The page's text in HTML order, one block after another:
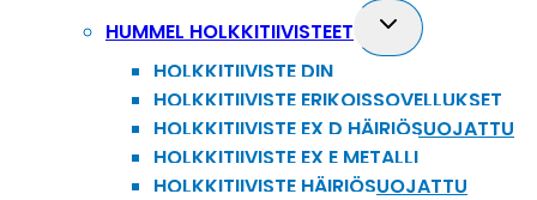
HUMMEL HOLKKITIIVISTEET
Toggle
child
HOLKKITIIVISTE DIN
HOLKKITIIVISTE ERIKOISSOVELLUKSET
HOLKKITIIVISTE EX D HÄIRIÖSUOJATTU
HOLKKITIIVISTE EX E METALLI
HOLKKITIIVISTE HÄIRIÖSUOJATTU